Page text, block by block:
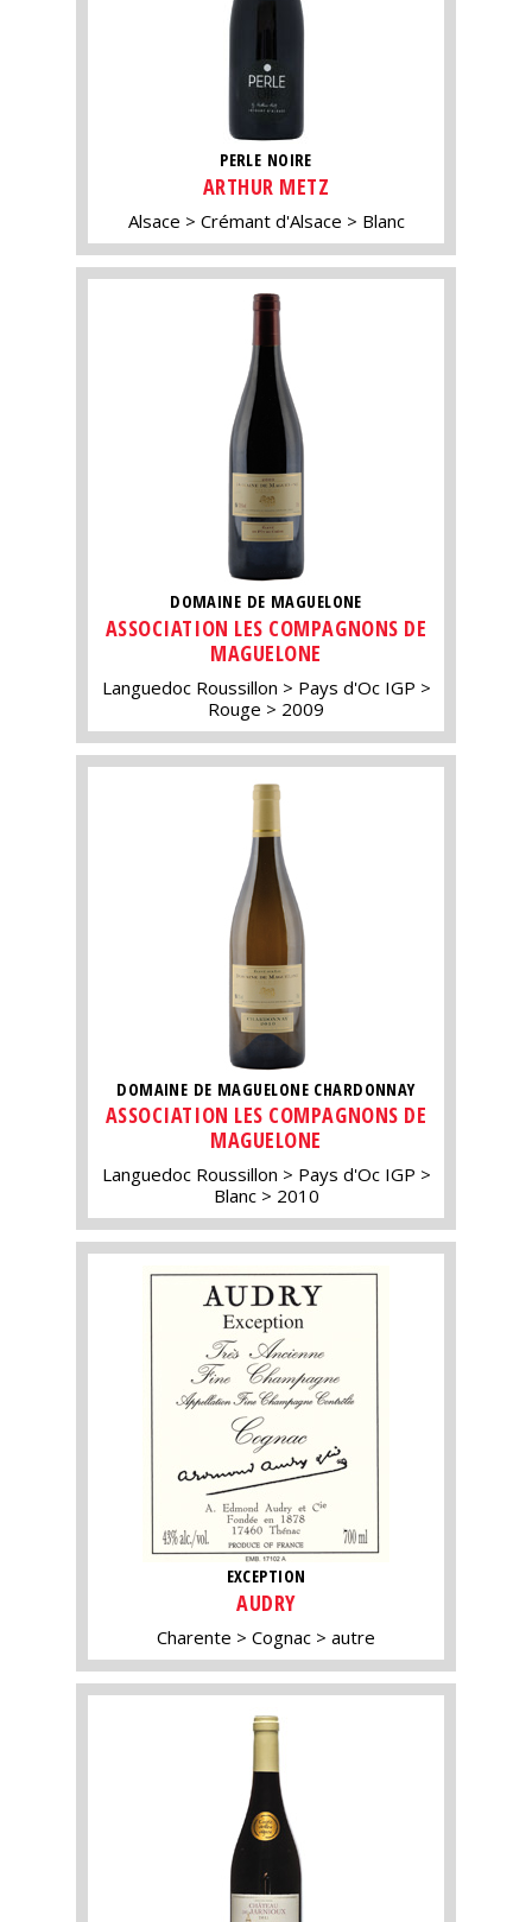
PERLE NOIRE
ARTHUR METZ
Alsace Crémant d'Alsace Blanc
DOMAINE DE MAGUELONE
ASSOCIATION LES COMPAGNONS DE
MAGUELONE
Languedoc Roussillon
Pays d'Oc IGP
Rouge
2009
DOMAINE DE MAGUELONE CHARDONNAY
ASSOCIATION LES COMPAGNONS DE
MAGUELONE
Languedoc Roussillon
Pays d'Oc IGP
Blanc
2010
EXCEPTION
AUDRY
Charente Cognac autre